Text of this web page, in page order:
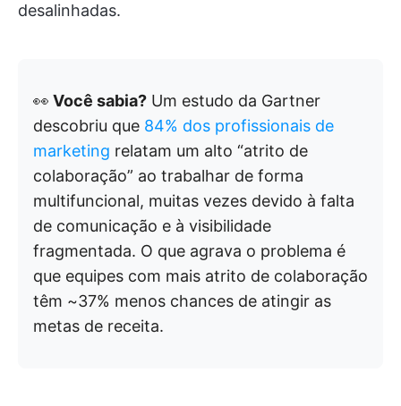
desalinhadas.
👀 Você sabia? Um estudo da Gartner
descobriu que 84% dos profissionais de
marketing relatam um alto “atrito de
colaboração” ao trabalhar de forma
multifuncional, muitas vezes devido à falta
de comunicação e à visibilidade
fragmentada. O que agrava o problema é
que equipes com mais atrito de colaboração
têm ~37% menos chances de atingir as
metas de receita.